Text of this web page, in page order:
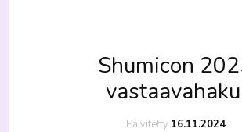
Shumicon
Päivitetty 16.11.2024